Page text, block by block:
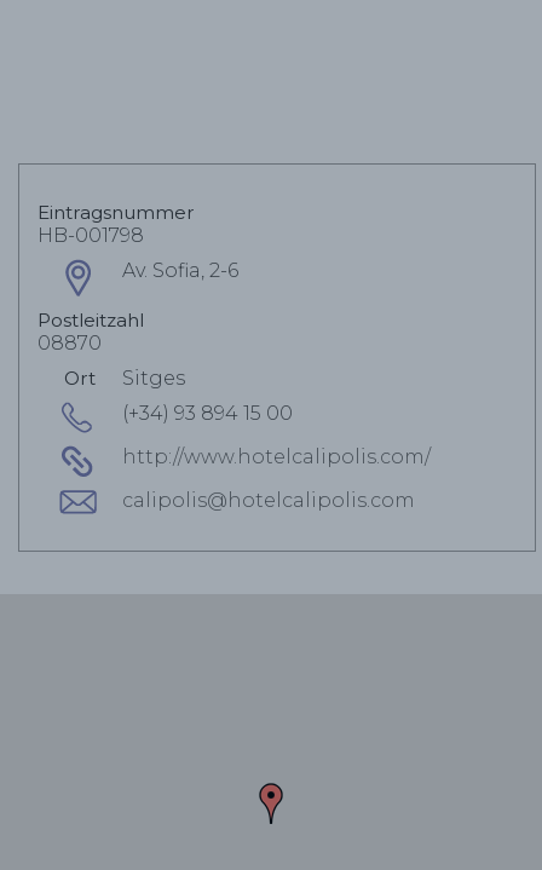
Eintragsnummer
HB-001798
Av. Sofia, 2-6
Postleitzahl
08870
Ort
Sitges
(+34) 93 894 15 00
http://www.hotelcalipolis.com/
calipolis@hotelcalipolis.com